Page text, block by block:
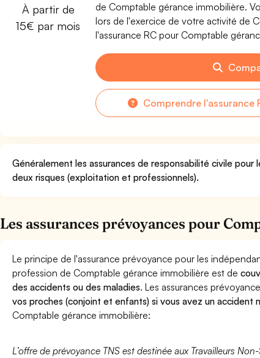
À partir de
15€ par mois
de Comptable gérance immobilière.
lors de l'exercice de votre activité de
l'assurance RC pour Comptable
Comprendre l'assurance
Généralement les assurances de responsabilité civile
deux risques (exploitation et professionnels).
Les assurances prévoyances pour
Le principe de l'assurance prévoyance pour les
profession de Comptable gérance immobilière est de
des accidents ou des maladies. Les assurances
vos proches (conjoint et enfants) si vous avez un accident
Comptable gérance immobilière:
L’offre de prévoyance TNS est destinée aux Travailleurs